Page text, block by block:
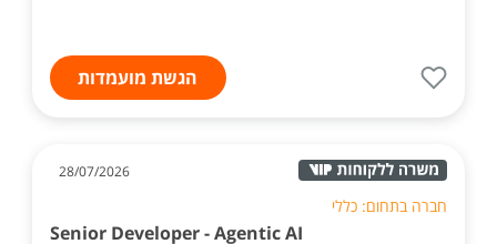
הגשת מועמדות
28/07/2026
חברה בתחום: כללי
Senior Developer - Agentic AI